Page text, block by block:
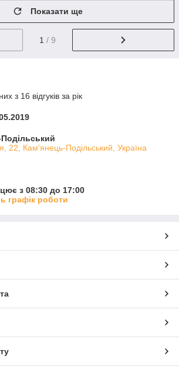
Показати ще
1 / 9
з 16 відгуків за рік
22, Кам'янець-Подільський, Україна
з 08:30 до 17:00
графік роботи